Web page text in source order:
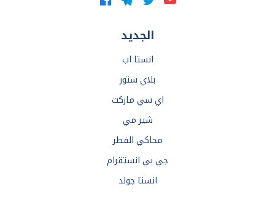
الجديد
انستا اب
بلاي ستور
اي سي ماركت
شير مي
محاكي الفطر
جي بي انستقرام
انستا جولد